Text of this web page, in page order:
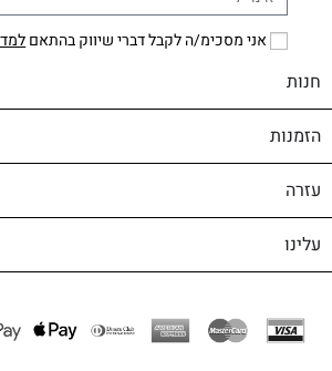
אני מסכימ/ה לקבל דברי שיווק בהתאם
חנות
הזמנות
עזרה
עלינו